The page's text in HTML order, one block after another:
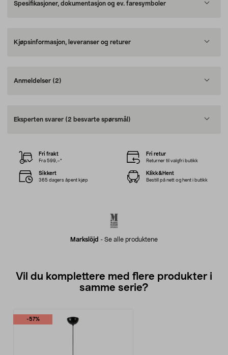
Spesifikasjoner, dokumentasjon og ev. faresymboler
Kjøpsinformasjon, leveranser og returer
Anmeldelser (2)
Eksperten svarer (2 besvarte spørsmål)
Markslöjd - Se alle produktene
Fri frakt
Fra 599,–*
Fri retur
Returner til valgfri butikk
Sikkert
365 dagers åpent kjøp
Klikk&Hent
Bestill på nett og hent i butikk
Vil du komplettere med flere produkter i
samme serie?
-57%